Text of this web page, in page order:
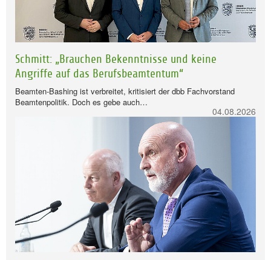
Schmitt: „Brauchen Bekenntnisse und keine
Angriffe auf das Berufsbeamtentum“
Beamten-Bashing ist verbreitet, kritisiert der dbb Fachvorstand
Beamtenpolitik. Doch es gebe auch…
04.08.2026